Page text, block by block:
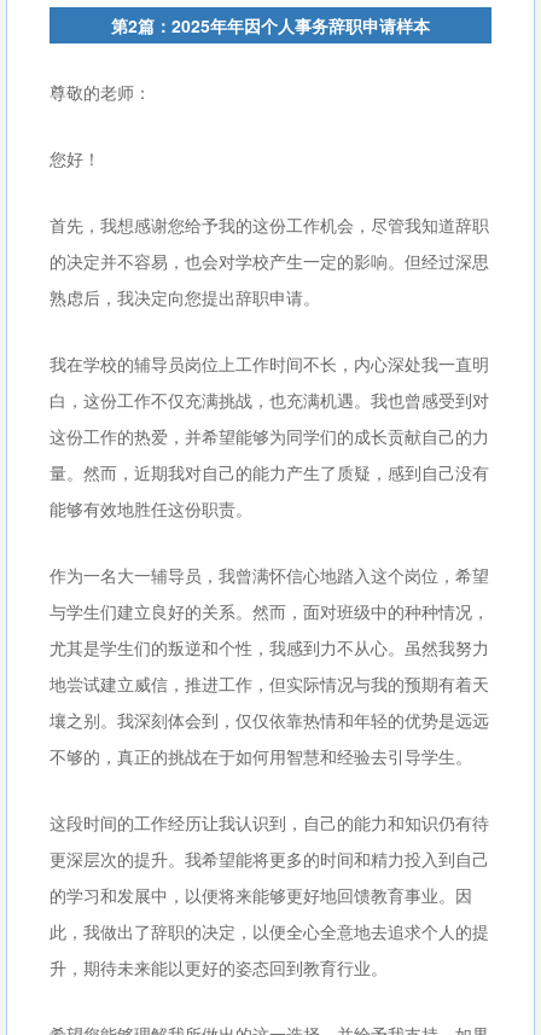
第2篇：2025年年因个人事务辞职申请样本
尊敬的老师：
您好！
首先，我想感谢您给予我的这份工作机会，尽管我知道辞职
的决定并不容易，也会对学校产生一定的影响。但经过深思
熟虑后，我决定向您提出辞职申请。
我在学校的辅导员岗位上工作时间不长，内心深处我一直明
白，这份工作不仅充满挑战，也充满机遇。我也曾感受到对
这份工作的热爱，并希望能够为同学们的成长贡献自己的力
量。然而，近期我对自己的能力产生了质疑，感到自己没有
能够有效地胜任这份职责。
作为一名大一辅导员，我曾满怀信心地踏入这个岗位，希望
与学生们建立良好的关系。然而，面对班级中的种种情况，
尤其是学生们的叛逆和个性，我感到力不从心。虽然我努力
地尝试建立威信，推进工作，但实际情况与我的预期有着天
壤之别。我深刻体会到，仅仅依靠热情和年轻的优势是远远
不够的，真正的挑战在于如何用智慧和经验去引导学生。
这段时间的工作经历让我认识到，自己的能力和知识仍有待
更深层次的提升。我希望能将更多的时间和精力投入到自己
的学习和发展中，以便将来能够更好地回馈教育事业。因
此，我做出了辞职的决定，以便全心全意地去追求个人的提
升，期待未来能以更好的姿态回到教育行业。